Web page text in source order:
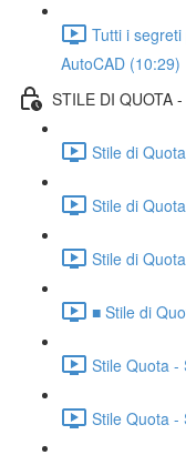
Tutti i segreti
AutoCAD (10:29)
STILE DI QUOTA
Stile di
Stile di
Stile di
■ Stile di
Stile Quota -
Stile Quota -